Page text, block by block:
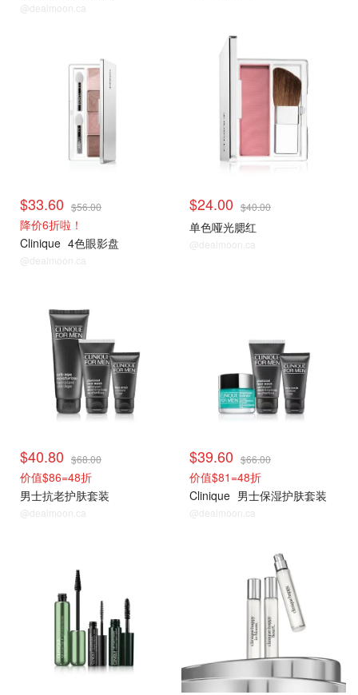
@dealmoon.ca
$33.60 $56.00
降价6折啦！
Clinique 4色眼影盘
@dealmoon.ca
折扣区捡漏
$24.00 $40.00
单色哑光腮红
@dealmoon.ca
$40.80 $68.00
价值$86=48折
男士抗老护肤套装
@dealmoon.ca
$39.60 $66.00
价值$81=48折
Clinique 男士保湿护肤套装
@dealmoon.ca